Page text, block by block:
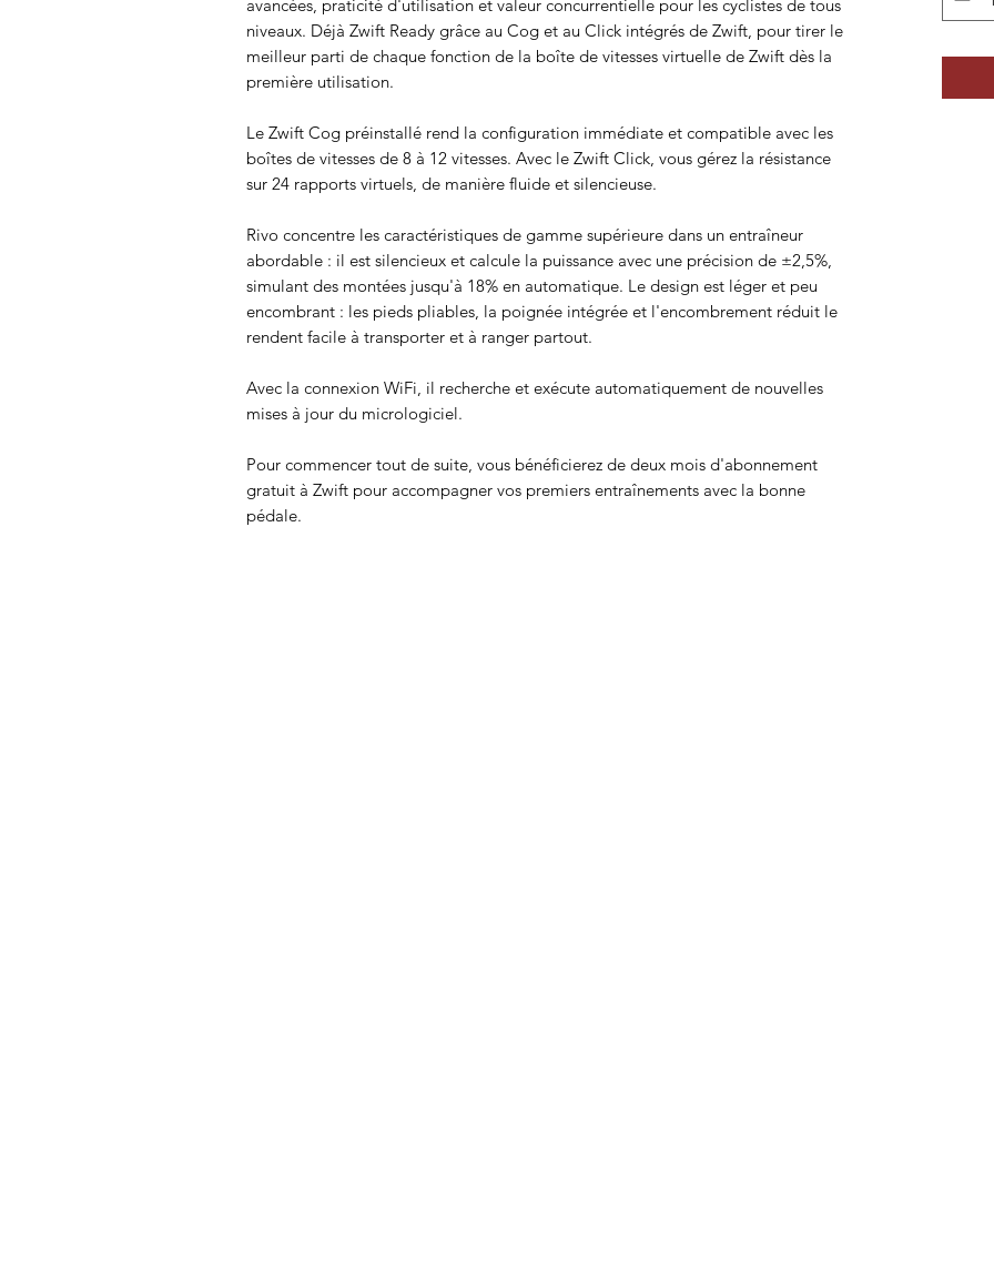
avancées, praticité d'utilisation et valeur concurrentielle pour les cyclistes de tous
niveaux. Déjà Zwift Ready grâce au Cog et au Click intégrés de Zwift, pour tirer le
meilleur parti de chaque fonction de la boîte de vitesses virtuelle de Zwift dès la
première utilisation.
Le Zwift Cog préinstallé rend la configuration immédiate et compatible avec les
boîtes de vitesses de 8 à 12 vitesses. Avec le Zwift Click, vous gérez la résistance
sur 24 rapports virtuels, de manière fluide et silencieuse.
Rivo concentre les caractéristiques de gamme supérieure dans un entraîneur
abordable : il est silencieux et calcule la puissance avec une précision de ±2,5%,
simulant des montées jusqu'à 18% en automatique. Le design est léger et peu
encombrant : les pieds pliables, la poignée intégrée et l'encombrement réduit le
rendent facile à transporter et à ranger partout.
Avec la connexion WiFi, il recherche et exécute automatiquement de nouvelles
mises à jour du micrologiciel.
Pour commencer tout de suite, vous bénéficierez de deux mois d'abonnement
gratuit à Zwift pour accompagner vos premiers entraînements avec la bonne
pédale.